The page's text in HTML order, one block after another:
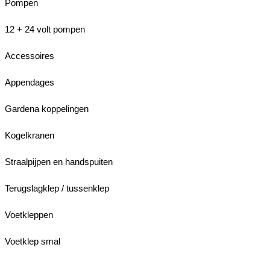
Pompen
12 + 24 volt pompen
Accessoires
Appendages
Gardena koppelingen
Kogelkranen
Straalpijpen en handspuiten
Terugslagklep / tussenklep
Voetkleppen
Voetklep smal